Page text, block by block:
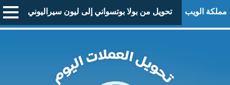
مملكة الويب تحويل من بولا بوتسواني إلى ليون سيراليوني